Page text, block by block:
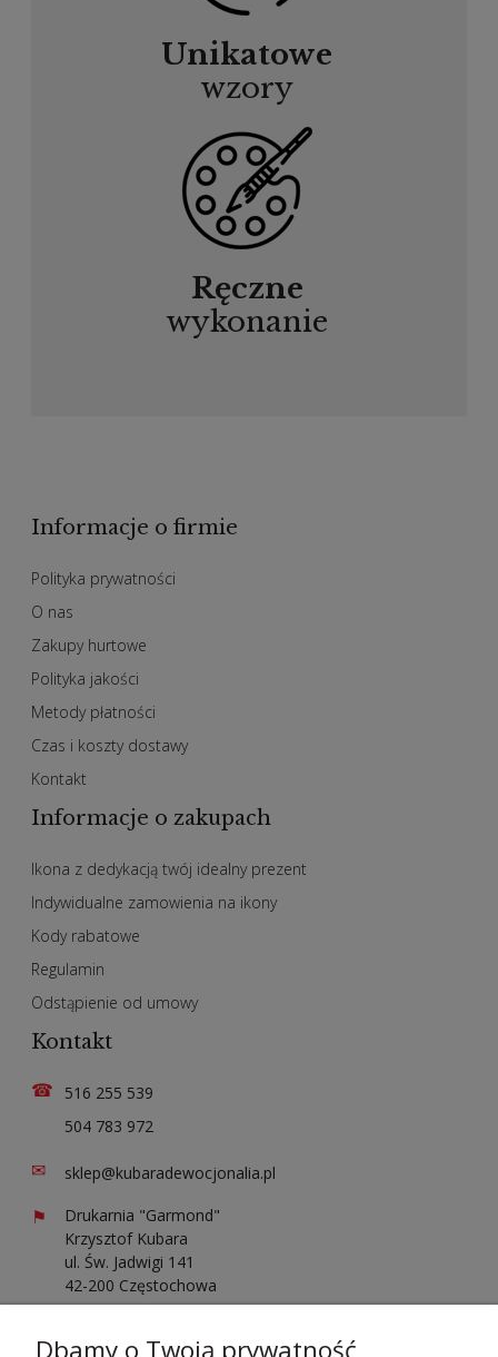
Unikatowe
wzory
Ręczne
wykonanie
Informacje o firmie
Polityka prywatności
O nas
Zakupy hurtowe
Polityka jakości
Metody płatności
Czas i koszty dostawy
Kontakt
Informacje o zakupach
Ikona z dedykacją twój idealny prezent
Indywidualne zamowienia na ikony
Kody rabatowe
Regulamin
Odstąpienie od umowy
Kontakt
☎
516 255 539
504 783 972
✉ sklep@kubaradewocjonalia.pl
⚑
Drukarnia "Garmond"
Krzysztof Kubara
ul. Św. Jadwigi 141
42-200 Częstochowa
Dbamy o Twoją prywatność